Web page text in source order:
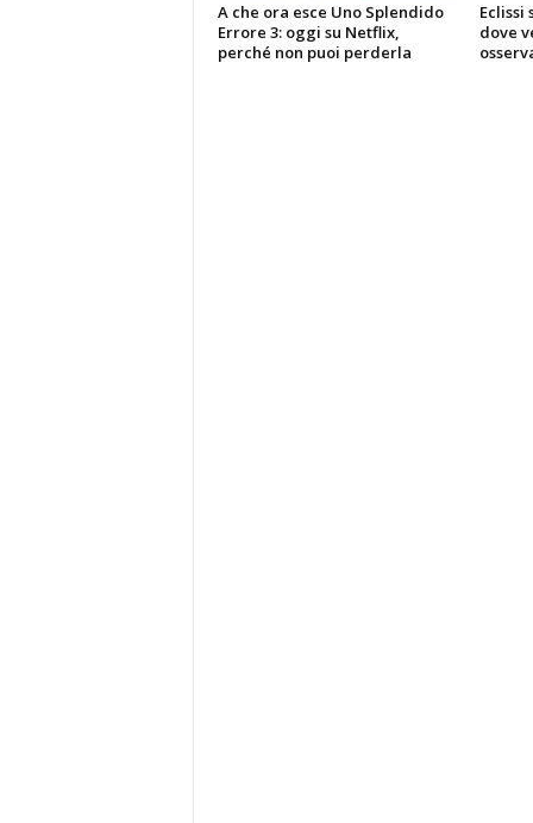
A che ora esce Uno Splendido
Errore 3: oggi su Netflix,
perché non puoi perderla
Eclissi
dove